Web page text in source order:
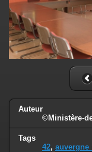
Auteur
©Ministère-
Tags
42, auvergne